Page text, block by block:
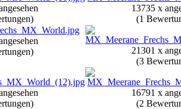
13735 x
(1
21301 x
(3
16791 x
(2